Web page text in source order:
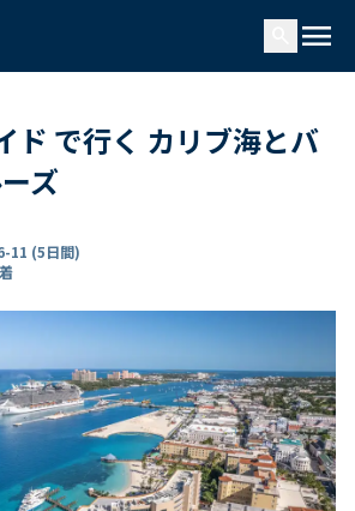
menu
ド で行く カリブ海とバ
ズ
11 (5日間)